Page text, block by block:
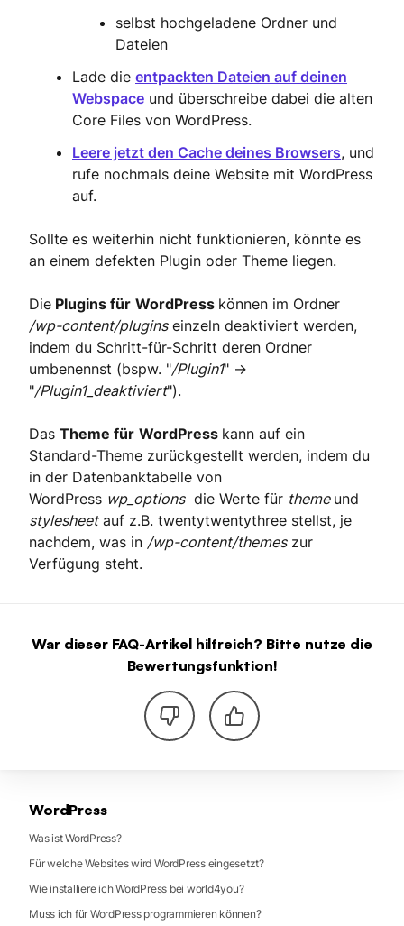
selbst hochgeladene Ordner und
Dateien
Lade die entpackten Dateien auf deinen
Webspace und überschreibe dabei die alten
Core Files von WordPress.
Leere jetzt den Cache deines Browsers, und
rufe nochmals deine Website mit WordPress
auf.
Sollte es weiterhin nicht funktionieren, könnte es
an einem defekten Plugin oder Theme liegen.
Die Plugins für WordPress können im Ordner
/wp-content/pluginseinzeln deaktiviert werden,
indem du Schritt-für-Schritt deren Ordner
umbenennst (bspw. "/Plugin1" ->
"/Plugin1_deaktiviert").
Das Theme für WordPress kann auf ein
Standard-Theme zurückgestellt werden, indem du
in der Datenbanktabelle von
WordPress wp_optionsdie Werte für theme und
stylesheetauf z.B. twentytwentythree stellst, je
nachdem, was in /wp-content/themeszur
Verfügung steht.
War dieser FAQ-Artikel hilfreich? Bitte nutze die
Bewertungsfunktion!
WordPress
Was ist WordPress?
Für welche Websites wird WordPress eingesetzt?
Wie installiere ich WordPress bei world4you?
Muss ich für WordPress programmieren können?